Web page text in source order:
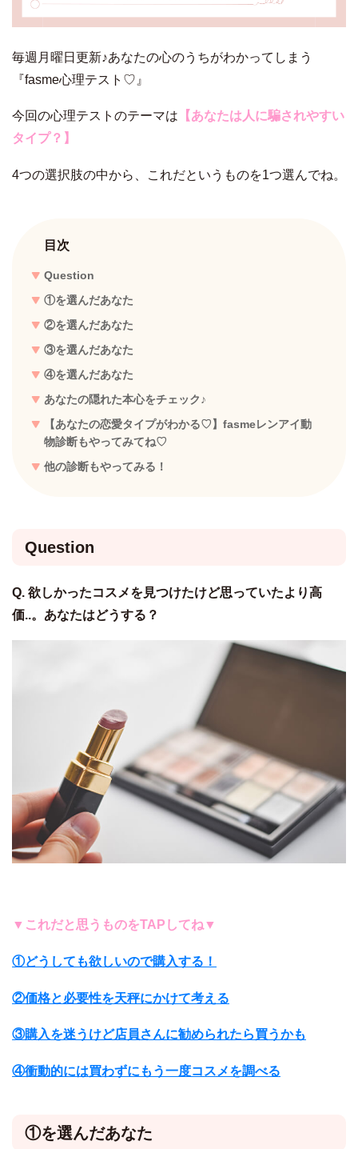
毎週月曜日更新♪あなたの心のうちがわかってしまう
『fasme心理テスト♡』
今回の心理テストのテーマは 【あなたは人に騙されやすい
タイプ？ 】
4つの選択肢の中から、これだというものを1つ選んでね。
目次
Question
①を選んだあなた
②を選んだあなた
③を選んだあなた
④を選んだあなた
あなたの隠れた本心をチェック♪
【あなたの恋愛タイプがわかる♡】fasmeレンアイ動
物診断もやってみてね♡
他の診断もやってみる！
Question
Q. 欲しかったコスメを見つけたけど思っていたより高
価..。あなたはどうする？
▼これだと思うものをTAPしてね▼
①どうしても欲しいので購入する！
②価格と必要性を天秤にかけて考える
③購入を迷うけど店員さんに勧められたら買うかも
④衝動的には買わずにもう一度コスメを調べる
①を選んだあなた